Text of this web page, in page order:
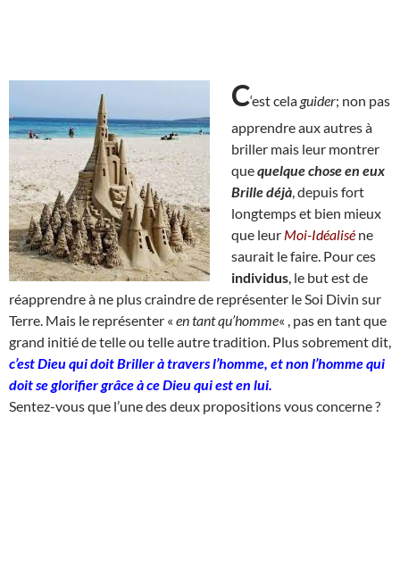
C‘est cela guider; non pas
apprendre aux autres à
briller mais leur montrer
quequelque chose en eux
Brille déjà , depuis fort
longtemps et bien mieux
que leur Moi-Idéalisé ne
saurait le faire. Pour ces
individus , le but est de
réapprendre à ne plus craindre de représenter le Soi Divin sur
Terre. Mais le représenter « en tant qu’homme« , pas en tant que
grand initié de telle ou telle autre tradition. Plus sobrement dit,
c’est Dieu qui doit Briller à travers l’homme, et non l’homme qui
doit se glorifier grâce à ce Dieu qui est en lui.
Sentez-vous que l’une des deux propositions vous concerne ?